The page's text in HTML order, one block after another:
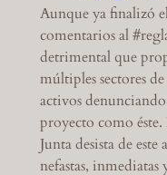
Aunque ya finalizó
comentarios al
detrimental que
múltiples sectores
activos
proyecto como éste.
Junta desista de
nefastas, inmediatas